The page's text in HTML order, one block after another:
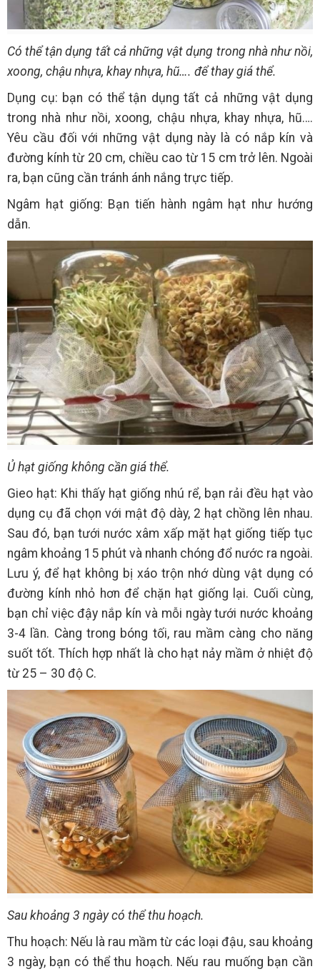
Có thể tận dụng tất cả những vật dụng trong nhà như nồi,
xoong, chậu nhựa, khay nhựa, hũ…. để thay giá thể.
Dụng cụ: bạn có thể tận dụng tất cả những vật dụng
trong nhà như nồi, xoong, chậu nhựa, khay nhựa, hũ….
Yêu cầu đối với những vật dụng này là có nắp kín và
đường kính từ 20 cm, chiều cao từ 15 cm trở lên. Ngoài
ra, bạn cũng cần tránh ánh nắng trực tiếp.
Ngâm hạt giống: Bạn tiến hành ngâm hạt như hướng
dẫn.
Ủ hạt giống không cần giá thể.
Gieo hạt: Khi thấy hạt giống nhú rể, bạn rải đều hạt vào
dụng cụ đã chọn với mật độ dày, 2 hạt chồng lên nhau.
Sau đó, bạn tưới nước xâm xấp mặt hạt giống tiếp tục
ngâm khoảng 15 phút và nhanh chóng đổ nước ra ngoài.
Lưu ý, để hạt không bị xáo trộn nhớ dùng vật dụng có
đường kính nhỏ hơn để chặn hạt giống lại. Cuối cùng,
bạn chỉ việc đậy nắp kín và mỗi ngày tưới nước khoảng
3-4 lần. Càng trong bóng tối, rau mầm càng cho năng
suốt tốt. Thích hợp nhất là cho hạt nảy mầm ở nhiệt độ
từ 25 – 30 độ C.
Sau khoảng 3 ngày có thể thu hoạch.
Thu hoạch: Nếu là rau mầm từ các loại đậu, sau khoảng
3 ngày, bạn có thể thu hoạch. Nếu rau muống bạn cần